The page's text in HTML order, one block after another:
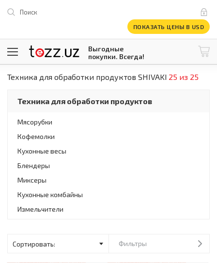
Поиск
ПОКАЗАТЬ ЦЕНЫ В USD
Выгодные
покупки. Всегда!
1 USD = 12 296.16 сум\ @tezzuz
Все категории
Компьютеры и оргтехника
Телевизоры
Климатическая техника
Встраиваемая техника
Мелкая бытовая техника
Климатическая техника
Встраиваемая техника
Крупнобытовая техника
Мелкая бытовая техника
Техника для обработки продуктов SHIVAKI 25 из 25
Техника для обработки продуктов
Мясорубки
Кофемолки
Кухонные весы
Блендеры
Миксеры
Кухонные комбайны
Измельчители
Фильтры